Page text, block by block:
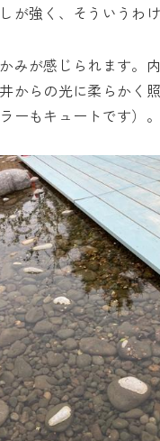
が強く、そういうわ
みが感じられます。
からの光に柔らかく
ーもキュートです）。